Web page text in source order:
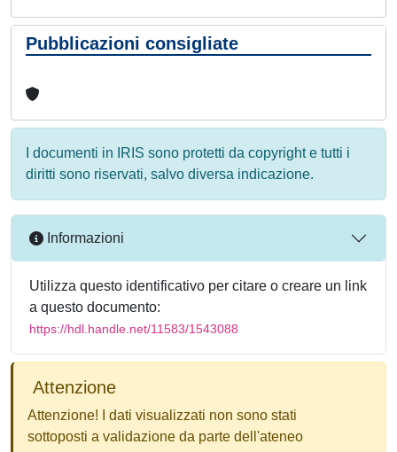
Pubblicazioni consigliate
I documenti in IRIS sono protetti da copyright e tutti i
diritti sono riservati, salvo diversa indicazione.
Informazioni
Utilizza questo identificativo per citare o creare un link
a questo documento:
https://hdl.handle.net/11583/1543088
Attenzione
Attenzione! I dati visualizzati non sono stati
sottoposti a validazione da parte dell'ateneo